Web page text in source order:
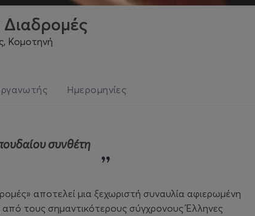
Κομοτηνή
Ημερομηνίες
ουδαίου συνθέτη
αποτελεί μια ξεχωριστή συναυλία αφιερωμένη
τους σημαντικότερους σύγχρονους Έλληνες